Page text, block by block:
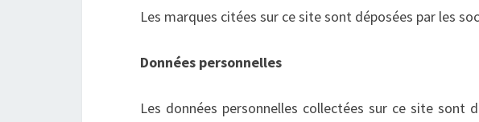
Les marques citées sur ce site sont déposées par les
Données personnelles
Les données personnelles collectées sur ce site sont